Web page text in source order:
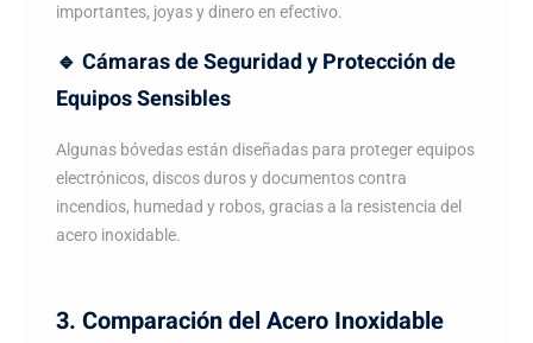
importantes, joyas y dinero en efectivo.
🔹 Cámaras de Seguridad y Protección de
Equipos Sensibles
Algunas bóvedas están diseñadas para proteger equipos
electrónicos, discos duros y documentos contra
incendios, humedad y robos, gracias a la resistencia del
acero inoxidable.
3. Comparación del Acero Inoxidable